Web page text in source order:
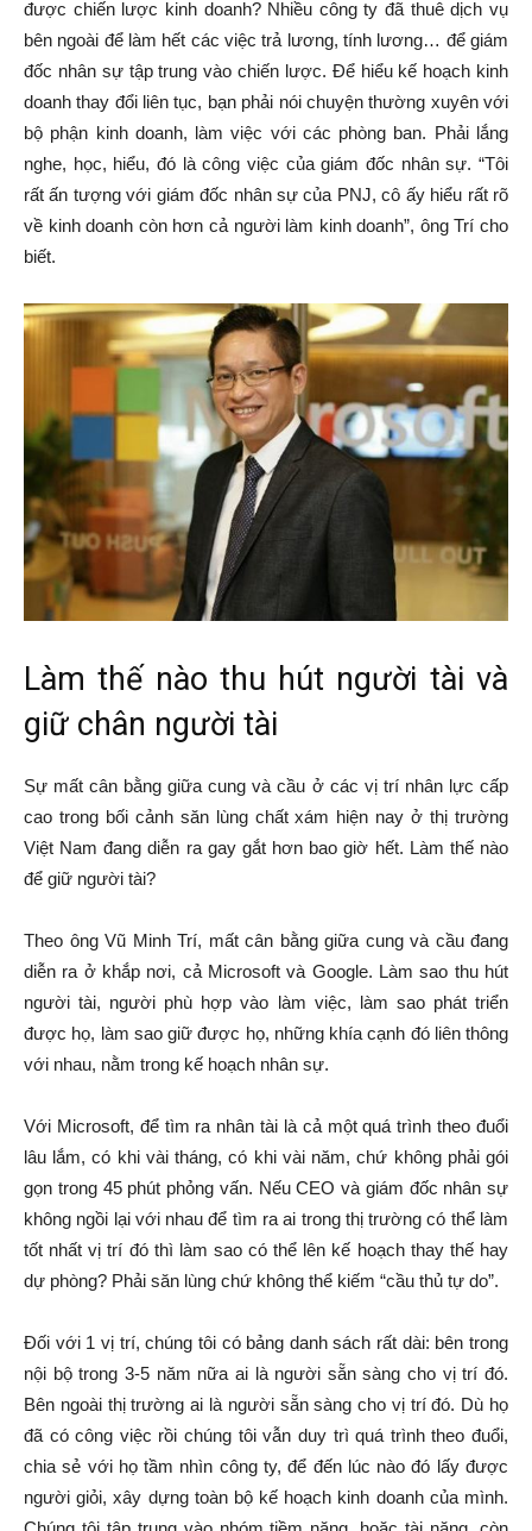
được chiến lược kinh doanh? Nhiều công ty đã thuê dịch vụ
bên ngoài để làm hết các việc trả lương, tính lương… để giám
đốc nhân sự tập trung vào chiến lược. Để hiểu kế hoạch kinh
doanh thay đổi liên tục, bạn phải nói chuyện thường xuyên với
bộ phận kinh doanh, làm việc với các phòng ban. Phải lắng
nghe, học, hiểu, đó là công việc của giám đốc nhân sự. “Tôi
rất ấn tượng với giám đốc nhân sự của PNJ, cô ấy hiểu rất rõ
về kinh doanh còn hơn cả người làm kinh doanh”, ông Trí cho
biết.
Làm thế nào thu hút người tài và
giữ chân người tài
Sự mất cân bằng giữa cung và cầu ở các vị trí nhân lực cấp
cao trong bối cảnh săn lùng chất xám hiện nay ở thị trường
Việt Nam đang diễn ra gay gắt hơn bao giờ hết. Làm thế nào
để giữ người tài?
Theo ông Vũ Minh Trí, mất cân bằng giữa cung và cầu đang
diễn ra ở khắp nơi, cả Microsoft và Google. Làm sao thu hút
người tài, người phù hợp vào làm việc, làm sao phát triển
được họ, làm sao giữ được họ, những khía cạnh đó liên thông
với nhau, nằm trong kế hoạch nhân sự.
Với Microsoft, để tìm ra nhân tài là cả một quá trình theo đuổi
lâu lắm, có khi vài tháng, có khi vài năm, chứ không phải gói
gọn trong 45 phút phỏng vấn. Nếu CEO và giám đốc nhân sự
không ngồi lại với nhau để tìm ra ai trong thị trường có thể làm
tốt nhất vị trí đó thì làm sao có thể lên kế hoạch thay thế hay
dự phòng? Phải săn lùng chứ không thể kiếm “cầu thủ tự do”.
Đối với 1 vị trí, chúng tôi có bảng danh sách rất dài: bên trong
nội bộ trong 3-5 năm nữa ai là người sẵn sàng cho vị trí đó.
Bên ngoài thị trường ai là người sẵn sàng cho vị trí đó. Dù họ
đã có công việc rồi chúng tôi vẫn duy trì quá trình theo đuổi,
chia sẻ với họ tầm nhìn công ty, để đến lúc nào đó lấy được
người giỏi, xây dựng toàn bộ kế hoạch kinh doanh của mình.